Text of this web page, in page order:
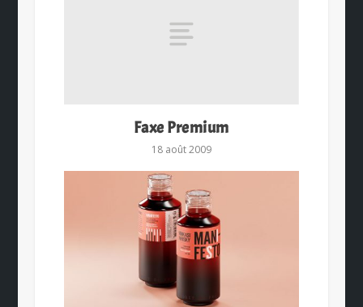
Faxe Premium
18 août 2009